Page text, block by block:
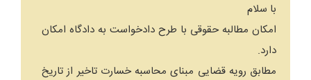
با سلام
امکان مطالبه حقوقی با طرح دادخواست به دادگاه امکان
دارد.
مطابق رویه قضایی مبنای محاسبه خسارت تاخیر از تاریخ